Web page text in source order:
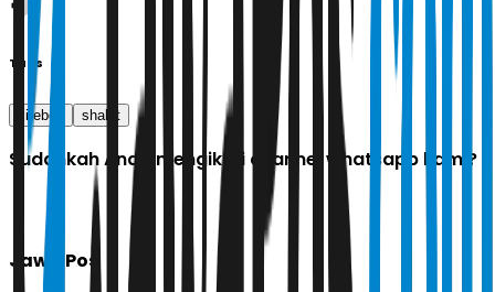
Tags
cirebon shalat
Sudahkah Anda mengikuti channel whatsapp kami?
Jawa Pos